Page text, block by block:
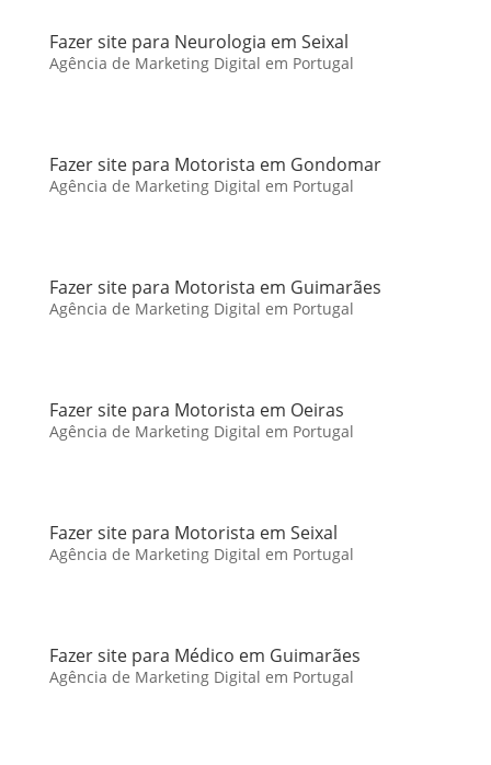
Fazer site para Neurologia em Seixal
Agência de Marketing Digital em Portugal
Fazer site para Motorista em Gondomar
Agência de Marketing Digital em Portugal
Fazer site para Motorista em Guimarães
Agência de Marketing Digital em Portugal
Fazer site para Motorista em Oeiras
Agência de Marketing Digital em Portugal
Fazer site para Motorista em Seixal
Agência de Marketing Digital em Portugal
Fazer site para Médico em Guimarães
Agência de Marketing Digital em Portugal